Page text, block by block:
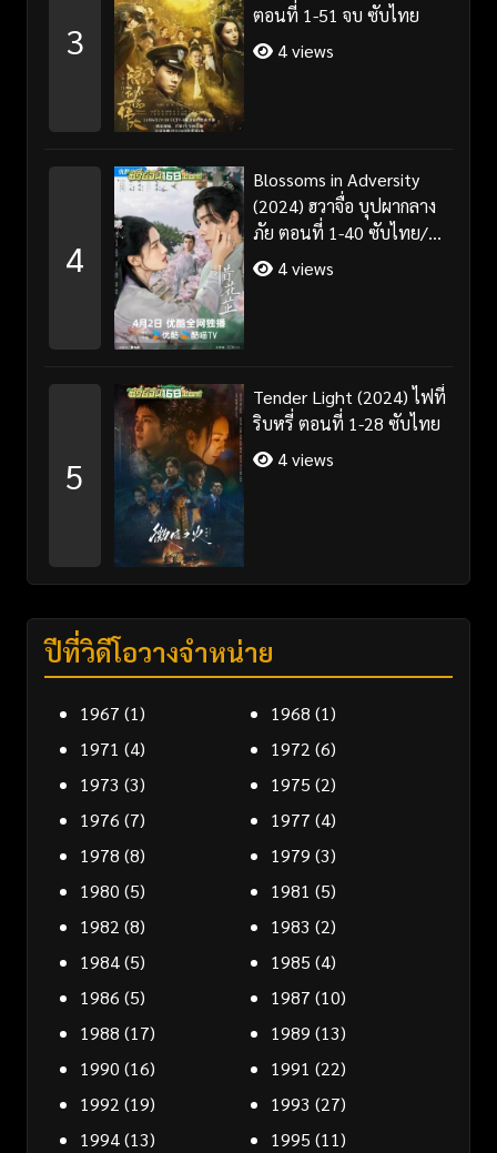
3
ตอนที่ 1-51 จบ ซับไทย
4 views
4
Blossoms in Adversity
(2024) ฮวาจื่อ บุปผากลาง
ภัย ตอนที่ 1-40 ซับไทย/
พากย์ไทย
4 views
5
Tender Light (2024) ไฟที่
ริบหรี่ ตอนที่ 1-28 ซับไทย
4 views
ปีที่วิดีโอวางจำหน่าย
1967 (1) 1968 (1)
1971 (4) 1972 (6)
1973 (3) 1975 (2)
1976 (7) 1977 (4)
1978 (8) 1979 (3)
1980 (5) 1981 (5)
1982 (8) 1983 (2)
1984(5) 1985 (4)
1986 (5) 1987 (10)
1988 (17) 1989 (13)
1990 (16) 1991 (22)
1992 (19) 1993 (27)
1994(13) 1995 (11)